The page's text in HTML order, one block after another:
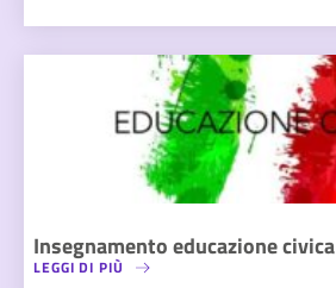
Insegnamento educazione civica
LEGGI DI PIÙ